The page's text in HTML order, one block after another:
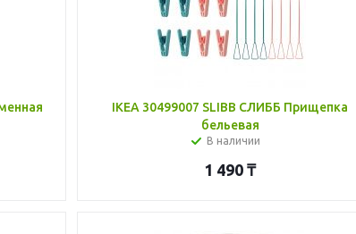
IKEA 30499007 SLIBB СЛИББ Прищепка
бельевая
В наличии
1 490 ₸